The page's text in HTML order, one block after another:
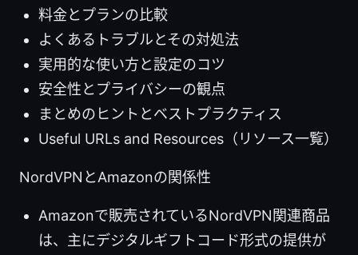
料金とプランの比較
よくあるトラブルとその対処法
実用的な使い方と設定のコツ
安全性とプライバシーの観点
まとめのヒントとベストプラクティス
Useful URLs and Resources（リソース一覧）
NordVPNとAmazonの関係性
Amazonで販売されているNordVPN関連商品
は、主にデジタルギフトコード形式の提供が